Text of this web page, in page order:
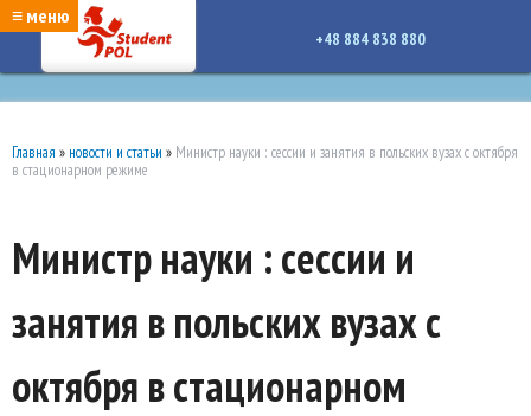
google-site-verification: google7a917c261df1566b.htmlgoogle-site-verification:
google7a917c261df1566b.html
≡ меню
+48 884 838 880
Главная » новости и статьи » Министр науки : сессии и занятия в польских вузах с октября
в стационарном режиме
Министр науки : сессии и
занятия в польских вузах с
октября в стационарном